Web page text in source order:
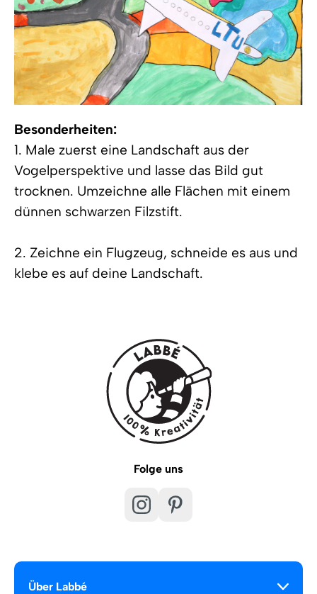
Besonderheiten:
1. Male zuerst eine Landschaft aus der
Vogelperspektive und lasse das Bild gut
trocknen. Umzeichne alle Flächen mit einem
dünnen schwarzen Filzstift.
2. Zeichne ein Flugzeug, schneide es aus und
klebe es auf deine Landschaft.
Folge uns
Über Labbé